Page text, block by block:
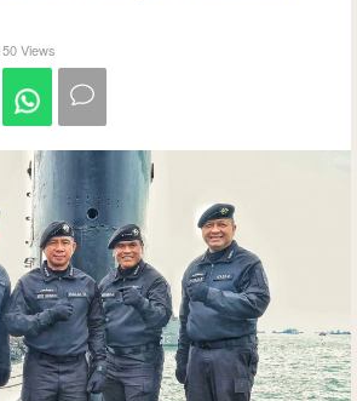
Views